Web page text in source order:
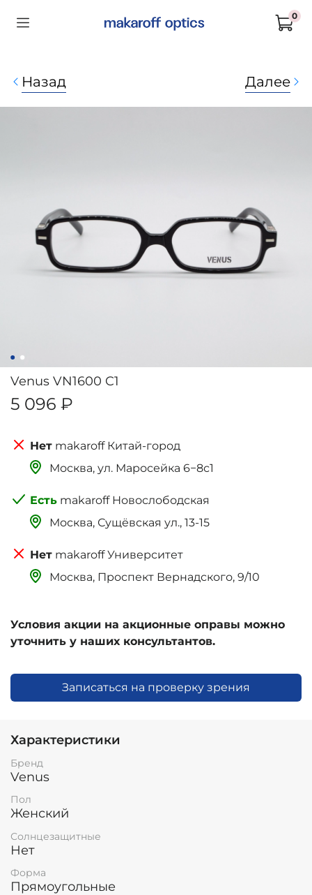
0
Назад Далее
Venus VN1600 C1
5 096 ₽
makaroff Китай-город
Москва, ‌‌‌‌ул. Маросейка 6−8с1
makaroff Новослободская
Москва, Сущёвская ул., 13-15
makaroff Университет
Москва, Проспект Вернадского, 9/10
Условия акции на акционные оправы можно
уточнить у наших консультантов.
Записаться на проверку зрения
Характеристики
Бренд
Venus
Пол
Женский
Солнцезащитные
Нет
Форма
Прямоугольные